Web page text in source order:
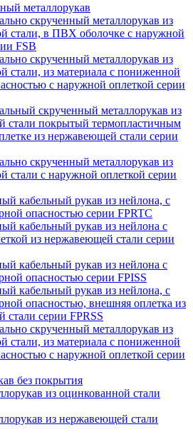
металлорукав
скрученный металлорукав из
стали, в ПВХ оболочке с наружной
FSB
скрученный металлорукав из
стали, из материала с пониженной
с наружной оплеткой серии
скрученный металлорукав из
стали покрытый термопластичным
из нержавеющей стали серии
скрученный металлорукав из
стали с наружной оплеткой серии
кабельный рукав из нейлона, с
опасностью серии FPRTC
кабельный рукав из нейлона с
из нержавеющей стали серии
кабельный рукав из нейлона с
опасностью серии FPISS
кабельный рукав из нейлона, с
опасностью, внешняя оплетка из
стали серии FPRSS
скрученный металлорукав из
стали, из материала с пониженной
с наружной оплеткой серии
без покрытия
из оцинкованной стали
из нержавеющей стали